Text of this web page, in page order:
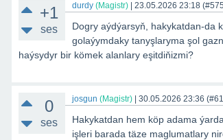
+1
ses
durdy (Magistr) 23.05.2026 23:18
Dogry aýdýarsyň, hakykatdan-da
golaýymdaky tanyşlaryma şol
haýsydyr bir kömek alanlary eşitdiňizmi?
0
ses
josgun (Magistr) 30.05.2026 23:36
Hakykatdan hem köp adama
işleri barada täze maglumatlary